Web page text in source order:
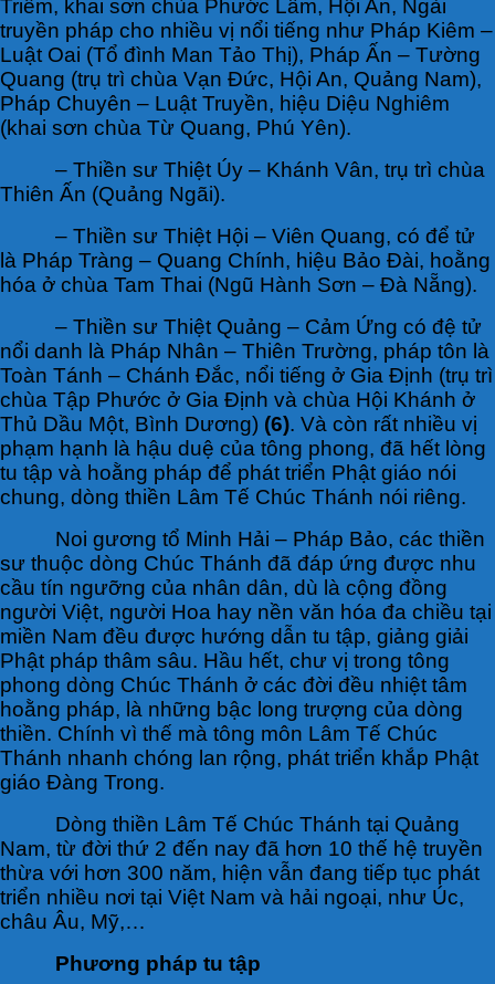
Triêm, khai sơn chùa Phước Lâm, Hội An, Ngài
truyền pháp cho nhiều vị nổi tiếng như Pháp Kiêm –
Luật Oai (Tổ đình Man Tảo Thị), Pháp Ấn – Tường
Quang (trụ trì chùa Vạn Đức, Hội An, Quảng Nam),
Pháp Chuyên – Luật Truyền, hiệu Diệu Nghiêm
(khai sơn chùa Từ Quang, Phú Yên).
– Thiền sư Thiệt Úy – Khánh Vân, trụ trì chùa
Thiên Ấn (Quảng Ngãi).
– Thiền sư Thiệt Hội – Viên Quang, có để tử
là Pháp Tràng – Quang Chính, hiệu Bảo Đài, hoằng
hóa ở chùa Tam Thai (Ngũ Hành Sơn – Đà Nẵng).
– Thiền sư Thiệt Quảng – Cảm Ứng có đệ tử
nổi danh là Pháp Nhân – Thiên Trường, pháp tôn là
Toàn Tánh – Chánh Đắc, nổi tiếng ở Gia Định (trụ trì
chùa Tập Phước ở Gia Định và chùa Hội Khánh ở
Thủ Dầu Một, Bình Dương) (6). Và còn rất nhiều vị
phạm hạnh là hậu duệ của tông phong, đã hết lòng
tu tập và hoằng pháp để phát triển Phật giáo nói
chung, dòng thiền Lâm Tế Chúc Thánh nói riêng.
Noi gương tổ Minh Hải – Pháp Bảo, các thiền
sư thuộc dòng Chúc Thánh đã đáp ứng được nhu
cầu tín ngưỡng của nhân dân, dù là cộng đồng
người Việt, người Hoa hay nền văn hóa đa chiều tại
miền Nam đều được hướng dẫn tu tập, giảng giải
Phật pháp thâm sâu. Hầu hết, chư vị trong tông
phong dòng Chúc Thánh ở các đời đều nhiệt tâm
hoằng pháp, là những bậc long trượng của dòng
thiền. Chính vì thế mà tông môn Lâm Tế Chúc
Thánh nhanh chóng lan rộng, phát triển khắp Phật
giáo Đàng Trong.
Dòng thiền Lâm Tế Chúc Thánh tại Quảng
Nam, từ đời thứ 2 đến nay đã hơn 10 thế hệ truyền
thừa với hơn 300 năm, hiện vẫn đang tiếp tục phát
triển nhiều nơi tại Việt Nam và hải ngoại, như Úc,
châu Âu, Mỹ,…
Phương pháp tu tập